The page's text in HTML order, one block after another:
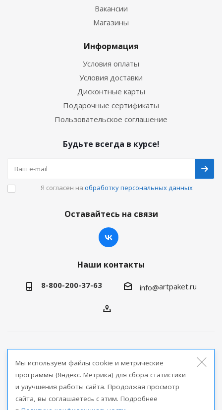
Вакансии
Магазины
Информация
Условия оплаты
Условия доставки
Дисконтные карты
Подарочные сертификаты
Пользовательское соглашение
Будьте всегда в курсе!
Я согласен на обработку персональных данных
Оставайтесь на связи
Наши контакты
8-800-200-37-63 info@artpaket.ru
продукции
Версия для печати
Мы используем файлы cookie и метрические
программы (Яндекс. Метрика) для сбора статистики
и улучшения работы сайта. Продолжая просмотр
сайта, вы соглашаетесь с этим. Подробнее